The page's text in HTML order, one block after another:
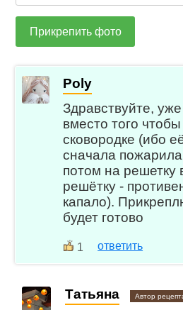
Прикрепить фото
Poly
Здравствуйте,
вместо того
сковородке (ибо
сначала
потом на решетку
решётку -
капало).
будет готово
1 ответить
Татьяна Автор